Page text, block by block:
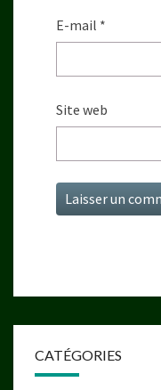
E-mail *
Site web
CATÉGORIES